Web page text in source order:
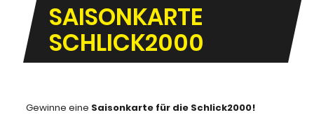
SAISONKARTE
SCHLICK2000
Gewinne eine Saisonkarte für die Schlick2000!